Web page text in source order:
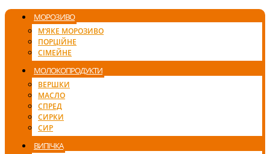
МОРОЗИВО
М’ЯКЕ МОРОЗИВО
ПОРЦІЙНЕ
СІМЕЙНЕ
МОЛОКОПРОДУКТИ
ВЕРШКИ
МАСЛО
СПРЕД
СИРКИ
СИР
ВИПІЧКА